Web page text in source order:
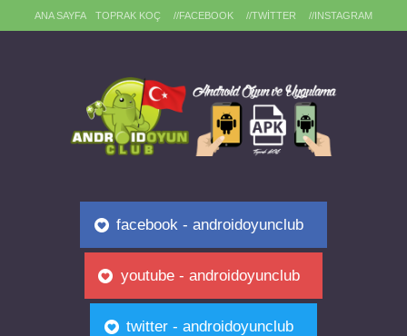
ANA SAYFA TOPRAK KOÇ //FACEBOOK //TWITTER //INSTAGRAM
facebook - androidoyunclub
youtube - androidoyunclub
twitter - androidoyunclub